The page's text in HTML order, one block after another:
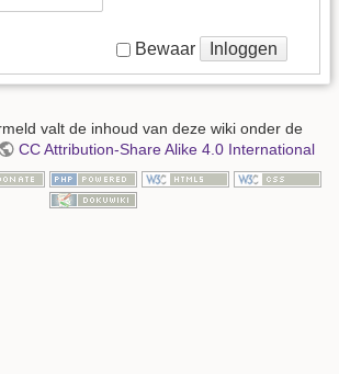
Bewaar Inloggen
valt de inhoud van deze wiki onder de
CC Attribution-Share Alike 4.0 International